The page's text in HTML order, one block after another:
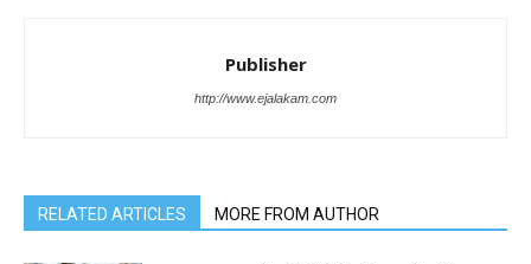
Publisher
http://www.ejalakam.com
RELATED ARTICLES MORE FROM AUTHOR